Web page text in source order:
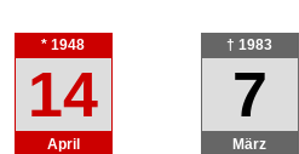
* 1948
14
April
† 1983
7
März